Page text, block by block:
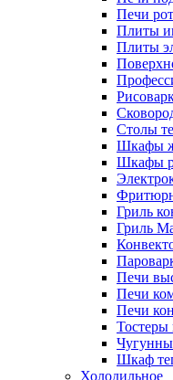
Печи
Плиты
Плиты
Столы
Шкафы
Шкафы
Гриль
Гриль
Печи
Печи
Печи
Тостеры
Шкаф
Холодильное